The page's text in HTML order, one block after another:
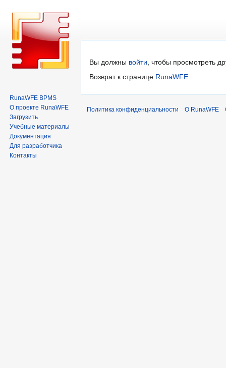
Перейти
к
Перейти
к
Вы должны войти, чтобы просмотреть
Возврат к странице RunaWFE.
RunaWFE BPMS
О проекте RunaWFE
Загрузить
Учебные материалы
Документация
Для разработчика
Контакты
Политика конфиденциальности О RunaWFE